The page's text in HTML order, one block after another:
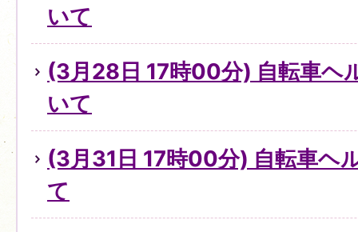
いて
(3月28日 17時00分) 自転車ヘ
いて
(3月31日 17時00分) 自転車ヘ
て